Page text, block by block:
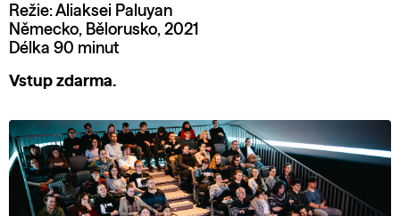
Režie: Aliaksei Paluyan
Německo, Bělorusko, 2021
Délka 90 minut
Vstup zdarma.